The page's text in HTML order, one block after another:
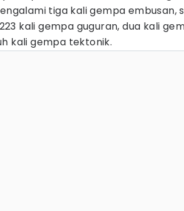
tiga kali gempa embusan,
kali gempa guguran, dua kali
kali gempa tektonik.